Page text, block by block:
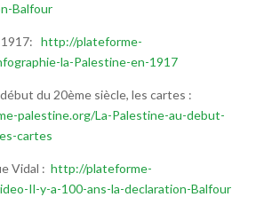
Balfour
http://plateforme-
la-Palestine-en-1917
du 20ème siècle, les cartes :
palestine.org/La-Palestine-au-debut-
cartes
Vidal : http://plateforme-
Il-y-a-100-ans-la-declaration-Balfour